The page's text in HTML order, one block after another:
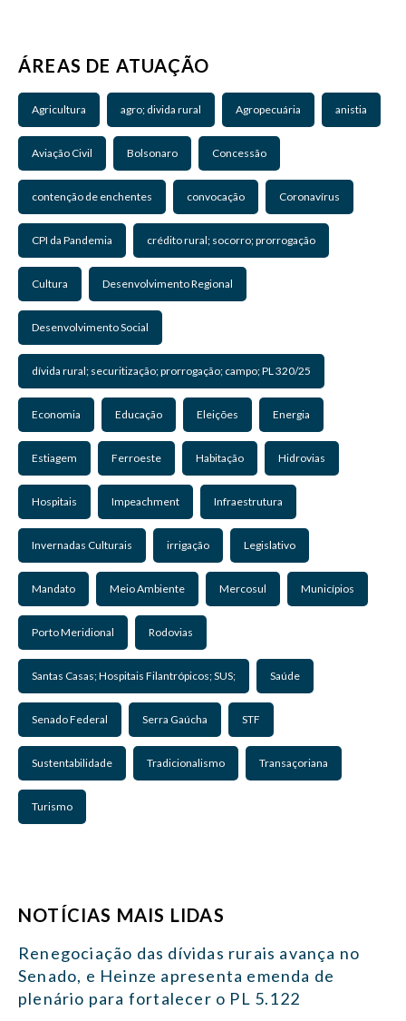
ÁREAS DE ATUAÇÃO
Agricultura agro; divida rural Agropecuária anistia
Aviação Civil Bolsonaro Concessão
contenção de enchentes convocação Coronavírus
CPI da Pandemia crédito rural; socorro; prorrogação
Cultura Desenvolvimento Regional
Desenvolvimento Social
dívida rural; securitização; prorrogação; campo; PL 320/25
Economia Educação Eleições Energia
Estiagem Ferroeste Habitação Hidrovias
Hospitais Impeachment Infraestrutura
Invernadas Culturais irrigação Legislativo
Mandato Meio Ambiente Mercosul Municípios
Porto Meridional Rodovias
Santas Casas; Hospitais Filantrópicos; SUS; Saúde
Senado Federal Serra Gaúcha STF
Sustentabilidade Tradicionalismo Transaçoriana
Turismo
NOTÍCIAS MAIS LIDAS
Renegociação das dívidas rurais avança no
Senado, e Heinze apresenta emenda de
plenário para fortalecer o PL 5.122